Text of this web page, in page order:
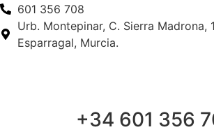
601 356 708
Urb. Montepinar, C. Sierra Madrona,
Esparragal, Murcia.
+34 601 356